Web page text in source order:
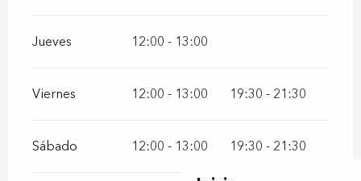
Jueves 12:00 - 13:00
Viernes 12:00 - 13:00 19:30 - 21:30
Sábado 12:00 - 13:00 19:30 - 21:30